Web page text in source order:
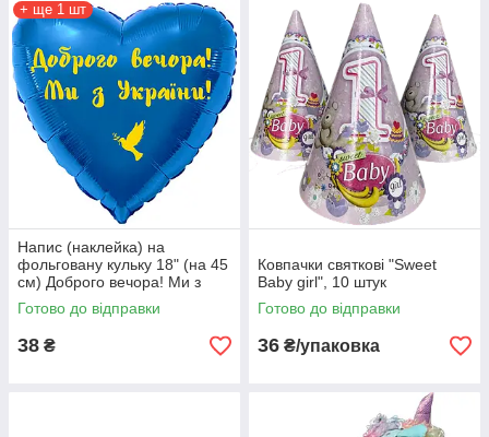
+ ще 1 шт
Напис (наклейка) на
фольговану кульку 18" (на 45
см) Доброго вечора! Ми з
України! (будь-який колір)
Готово до відправки
38 ₴
Ковпачки святкові "Sweet
Baby girl", 10 штук
Готово до відправки
36 ₴/упаковка